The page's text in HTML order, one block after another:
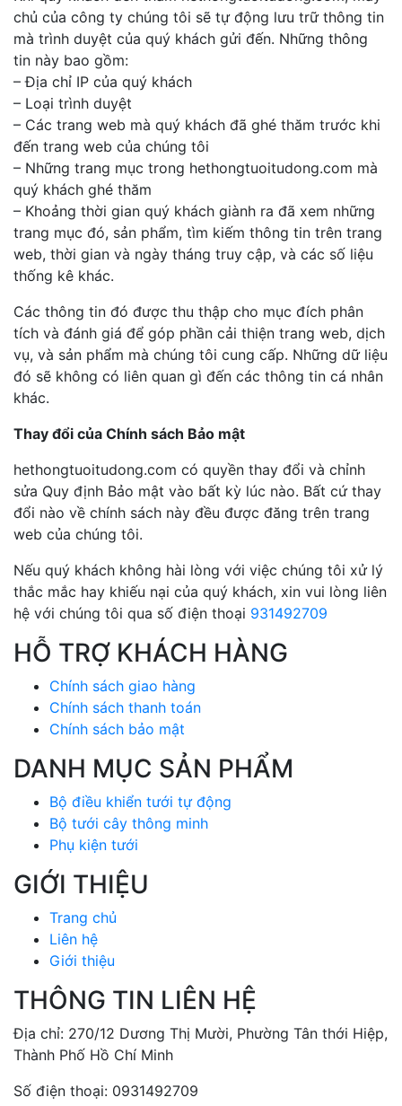
chủ của công ty chúng tôi sẽ tự động lưu trữ thông tin
mà trình duyệt của quý khách gửi đến. Những thông
tin này bao gồm:
– Địa chỉ IP của quý khách
– Loại trình duyệt
– Các trang web mà quý khách đã ghé thăm trước khi
đến trang web của chúng tôi
– Những trang mục trong hethongtuoitudong.com mà
quý khách ghé thăm
– Khoảng thời gian quý khách giành ra đã xem những
trang mục đó, sản phẩm, tìm kiếm thông tin trên trang
web, thời gian và ngày tháng truy cập, và các số liệu
thống kê khác.
Các thông tin đó được thu thập cho mục đích phân
tích và đánh giá để góp phần cải thiện trang web, dịch
vụ, và sản phẩm mà chúng tôi cung cấp. Những dữ liệu
đó sẽ không có liên quan gì đến các thông tin cá nhân
khác.
Thay đổi của Chính sách Bảo mật
hethongtuoitudong.com có quyền thay đổi và chỉnh
sửa Quy định Bảo mật vào bất kỳ lúc nào. Bất cứ thay
đổi nào về chính sách này đều được đăng trên trang
web của chúng tôi.
Nếu quý khách không hài lòng với việc chúng tôi xử lý
thắc mắc hay khiếu nại của quý khách, xin vui lòng liên
hệ với chúng tôi qua số điện thoại 931492709
HỖ TRỢ KHÁCH HÀNG
Chính sách giao hàng
Chính sách thanh toán
Chính sách bảo mật
DANH MỤC SẢN PHẨM
Bộ điều khiển tưới tự động
Bộ tưới cây thông minh
Phụ kiện tưới
GIỚI THIỆU
Trang chủ
Liên hệ
Giới thiệu
THÔNG TIN LIÊN HỆ
Địa chỉ: 270/12 Dương Thị Mười, Phường Tân thới Hiệp,
Thành Phố Hồ Chí Minh
Số điện thoại: 0931492709